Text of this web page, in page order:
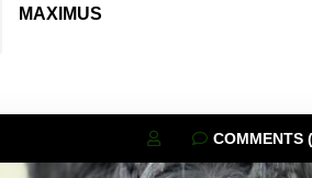
MAXIMUS
COMMENTS